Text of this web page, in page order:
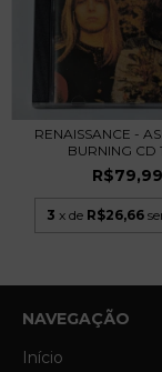
RENAISSANCE -
BURNING CD
R$79,99
3 x de R$26,66
NAVEGAÇÃO
Início